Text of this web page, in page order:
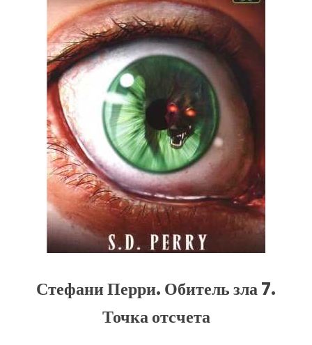
Стефани Перри. Обитель зла 7.
Точка отсчета